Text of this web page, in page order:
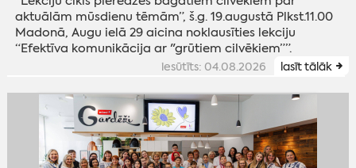
aktuālām mūsdienu tēmām”, š.g. 19.augustā Plkst.11.00
Madonā, Augu ielā 29 aicina noklausīties lekciju
“Efektīva komunikācija ar "grūtiem cilvēkiem””.
iesūtīts: 04.08.2026 lasīt tālāk